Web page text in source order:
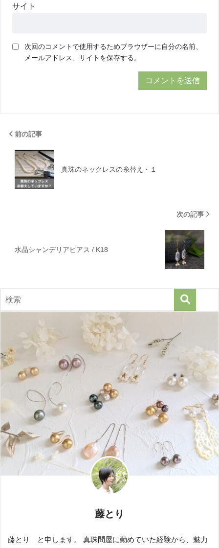
サイト
次回のコメントで使用するためブラウザーに自分の名前、
メールアドレス、サイトを保存する。
前の記事
真珠のネックレスの糸替え・１
次の記事
水晶シャンデリアピアス / K18
藤とり
藤とり と申します。 真珠問屋に勤めていた経験から、魅力